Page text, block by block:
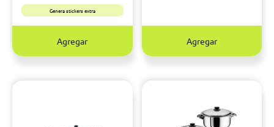
Genera stickers extra
Agregar Agregar